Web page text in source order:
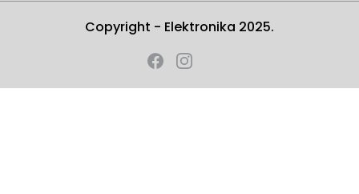
Copyright - Elektronika 2025.